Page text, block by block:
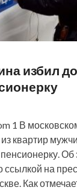
избил
1 В
квартир
Об
ссылкой на
Как